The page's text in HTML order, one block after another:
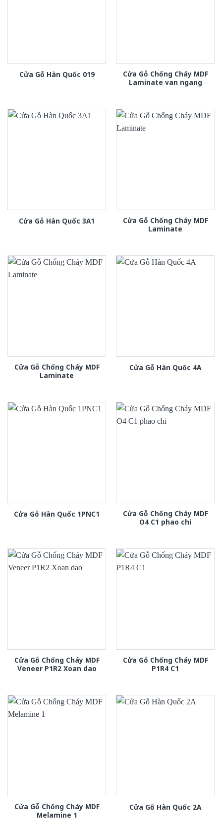
Cửa Gỗ Hàn Quốc 019
Cửa Gỗ Chống Cháy MDF
Laminate van ngang
Cửa Gỗ Hàn Quốc 3A1
Cửa Gỗ Chống Cháy MDF
Laminate
Cửa Gỗ Chống Cháy MDF
Laminate
Cửa Gỗ Hàn Quốc 4A
Cửa Gỗ Hàn Quốc 1PNC1
Cửa Gỗ Chống Cháy MDF
O4 C1 phao chi
Cửa Gỗ Chống Cháy MDF
Veneer P1R2 Xoan dao
Cửa Gỗ Chống Cháy MDF
P1R4 C1
Cửa Gỗ Chống Cháy MDF
Melamine 1
Cửa Gỗ Hàn Quốc 2A